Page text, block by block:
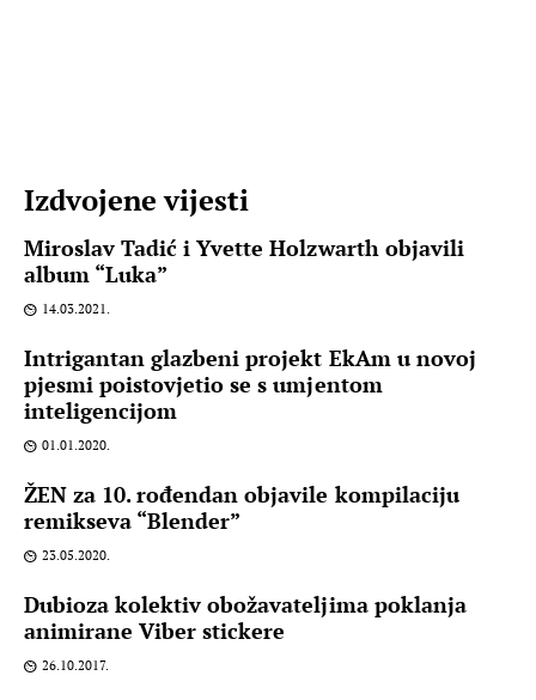
Izdvojene vijesti
Miroslav Tadić i Yvette Holzwarth objavili
album “Luka”
14.03.2021.
Intrigantan glazbeni projekt EkAm u novoj
pjesmi poistovjetio se s umjentom
inteligencijom
01.01.2020.
ŽEN za 10. rođendan objavile kompilaciju
remikseva “Blender”
23.05.2020.
Dubioza kolektiv obožavateljima poklanja
animirane Viber stickere
26.10.2017.